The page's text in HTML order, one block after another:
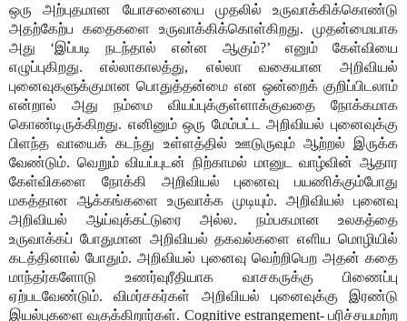
ஒரு அற்புதமான யோசனையை முதலில் உருவாக்கிக்கொண்டு
அதற்கேற்ப கதைகளை உருவாக்கிக்கொள்கிறது. முதன்மையாக
அது ‘இப்படி நடந்தால் என்ன ஆகும்?’ எனும் கேள்வியை
எழுப்புகிறது. எல்லாகாலத்து, எல்லா வகையான அறிவியல்
புனைவுகளுக்குமான பொதுத்தன்மை என ஒன்றைக் குறிப்பிடலாம்
என்றால் அது நம்மை வியப்புக்குள்ளாக்குவதை நோக்கமாக
கொண்டிருக்கிறது. எனினும் ஒரு மேம்பட்ட அறிவியல் புனைவுக்கு
பிளந்த வாயைக் கடந்து உள்ளத்தில் ஊடுருவும் ஆற்றல் இருக்க
வேண்டும். வெறும் வியப்புடன் நிற்காமல் மானுட வாழ்வின் ஆதார
கேள்விகளை நோக்கி அறிவியல் புனைவு பயணிக்கும்போது
மகத்தான ஆக்கங்களை உருவாக்க முடியும். அறிவியல் புனைவு
அறிவியல் ஆய்வுக்கட்டுரை அல்ல. நம்பகமான உலகத்தை
உருவாக்கப் போதுமான அறிவியல் தகவல்களை எளிய மொழியில்
கடத்தினால் போதும். அறிவியல் புனைவு வெற்றிபெற அதன் கதை
மாந்தர்களோடு உணர்வுரீதியாக வாசகருக்கு பிணைப்பு
ஏற்படவேண்டும். விமர்சகர்கள் அறிவியல் புனைவுக்கு இரண்டு
இயல்புகளை வகுக்கிறார்கள். Cognitive estrangement- பரிச்சயமற்ற